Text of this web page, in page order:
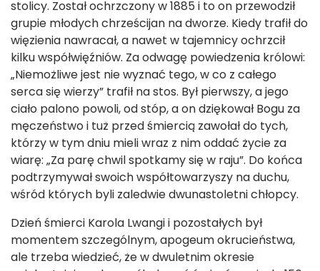
stolicy. Został ochrzczony w 1885 i to on przewodził
grupie młodych chrześcijan na dworze. Kiedy trafił do
więzienia nawracał, a nawet w tajemnicy ochrzcił
kilku współwięźniów. Za odwagę powiedzenia królowi:
„Niemożliwe jest nie wyznać tego, w co z całego
serca się wierzy” trafił na stos. Był pierwszy, a jego
ciało palono powoli, od stóp, a on dziękował Bogu za
męczeństwo i tuż przed śmiercią zawołał do tych,
którzy w tym dniu mieli wraz z nim oddać życie za
wiarę: „Za parę chwil spotkamy się w raju”. Do końca
podtrzymywał swoich współtowarzyszy na duchu,
wśród których byli zaledwie dwunastoletni chłopcy.
Dzień śmierci Karola Lwangi i pozostałych był
momentem szczególnym, apogeum okrucieństwa,
ale trzeba wiedzieć, że w dwuletnim okresie